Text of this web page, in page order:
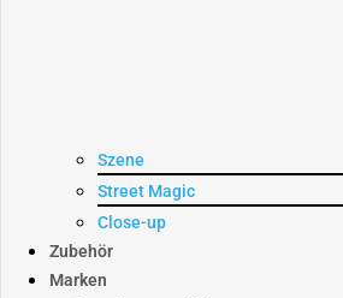
Szene
Street Magic
Close-up
Zubehör
Marken